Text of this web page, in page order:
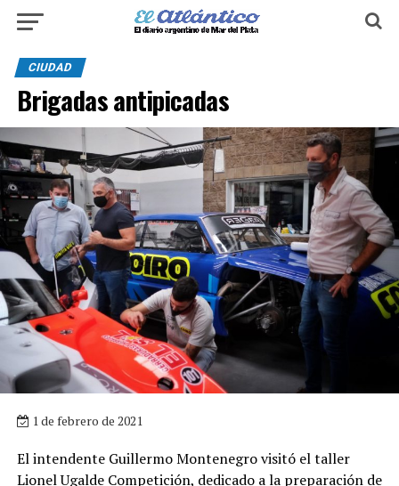
CIUDAD
Brigadas antipicadas
1 de febrero de 2021
El intendente Guillermo Montenegro visitó el taller
Lionel Ugalde Competición, dedicado a la preparación de